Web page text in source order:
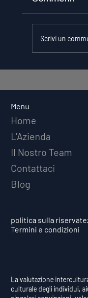
Scrivi un
Menu
Home
L'Azienda
Il Nostro Team
Contattaci
Blog
politica sulla
Termini e condizioni
La valutazione
culturale degli individui,